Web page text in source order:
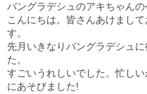
バングラデシュのアキちゃんの
こんにちは。皆さんあけまし
す。
先月いきなりバングラデシュ
た。
すごいうれしいでした。忙し
にあそびました!